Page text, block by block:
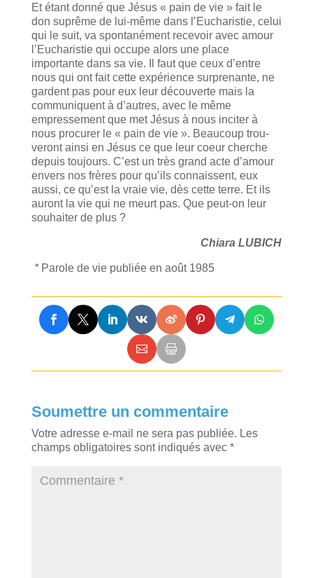
Et étant donné que Jésus « pain de vie » fait le
don suprême de lui-même dans l’Eucharistie, celui
qui le suit, va spontanément recevoir avec amour
l’Eucharistie qui occupe alors une place
importante dans sa vie. Il faut que ceux d’entre
nous qui ont fait cette expérience surprenante, ne
gardent pas pour eux leur découverte mais la
communiquent à d’autres, avec le même
empresse­ment que met Jésus à nous inciter à
nous procurer le « pain de vie ». Beaucoup trou­
veront ainsi en Jésus ce que leur coeur cherche
depuis toujours. C’est un très grand acte d’amour
envers nos frères pour qu’ils connaissent, eux
aussi, ce qu’est la vraie vie, dès cette terre. Et ils
auront la vie qui ne meurt pas. Que peut-on leur
souhaiter de plus ?
Chiara LUBICH
* Parole de vie publiée en août 1985
Soumettre un commentaire
Votre adresse e-mail ne sera pas publiée. Les
champs obligatoires sont indiqués avec *